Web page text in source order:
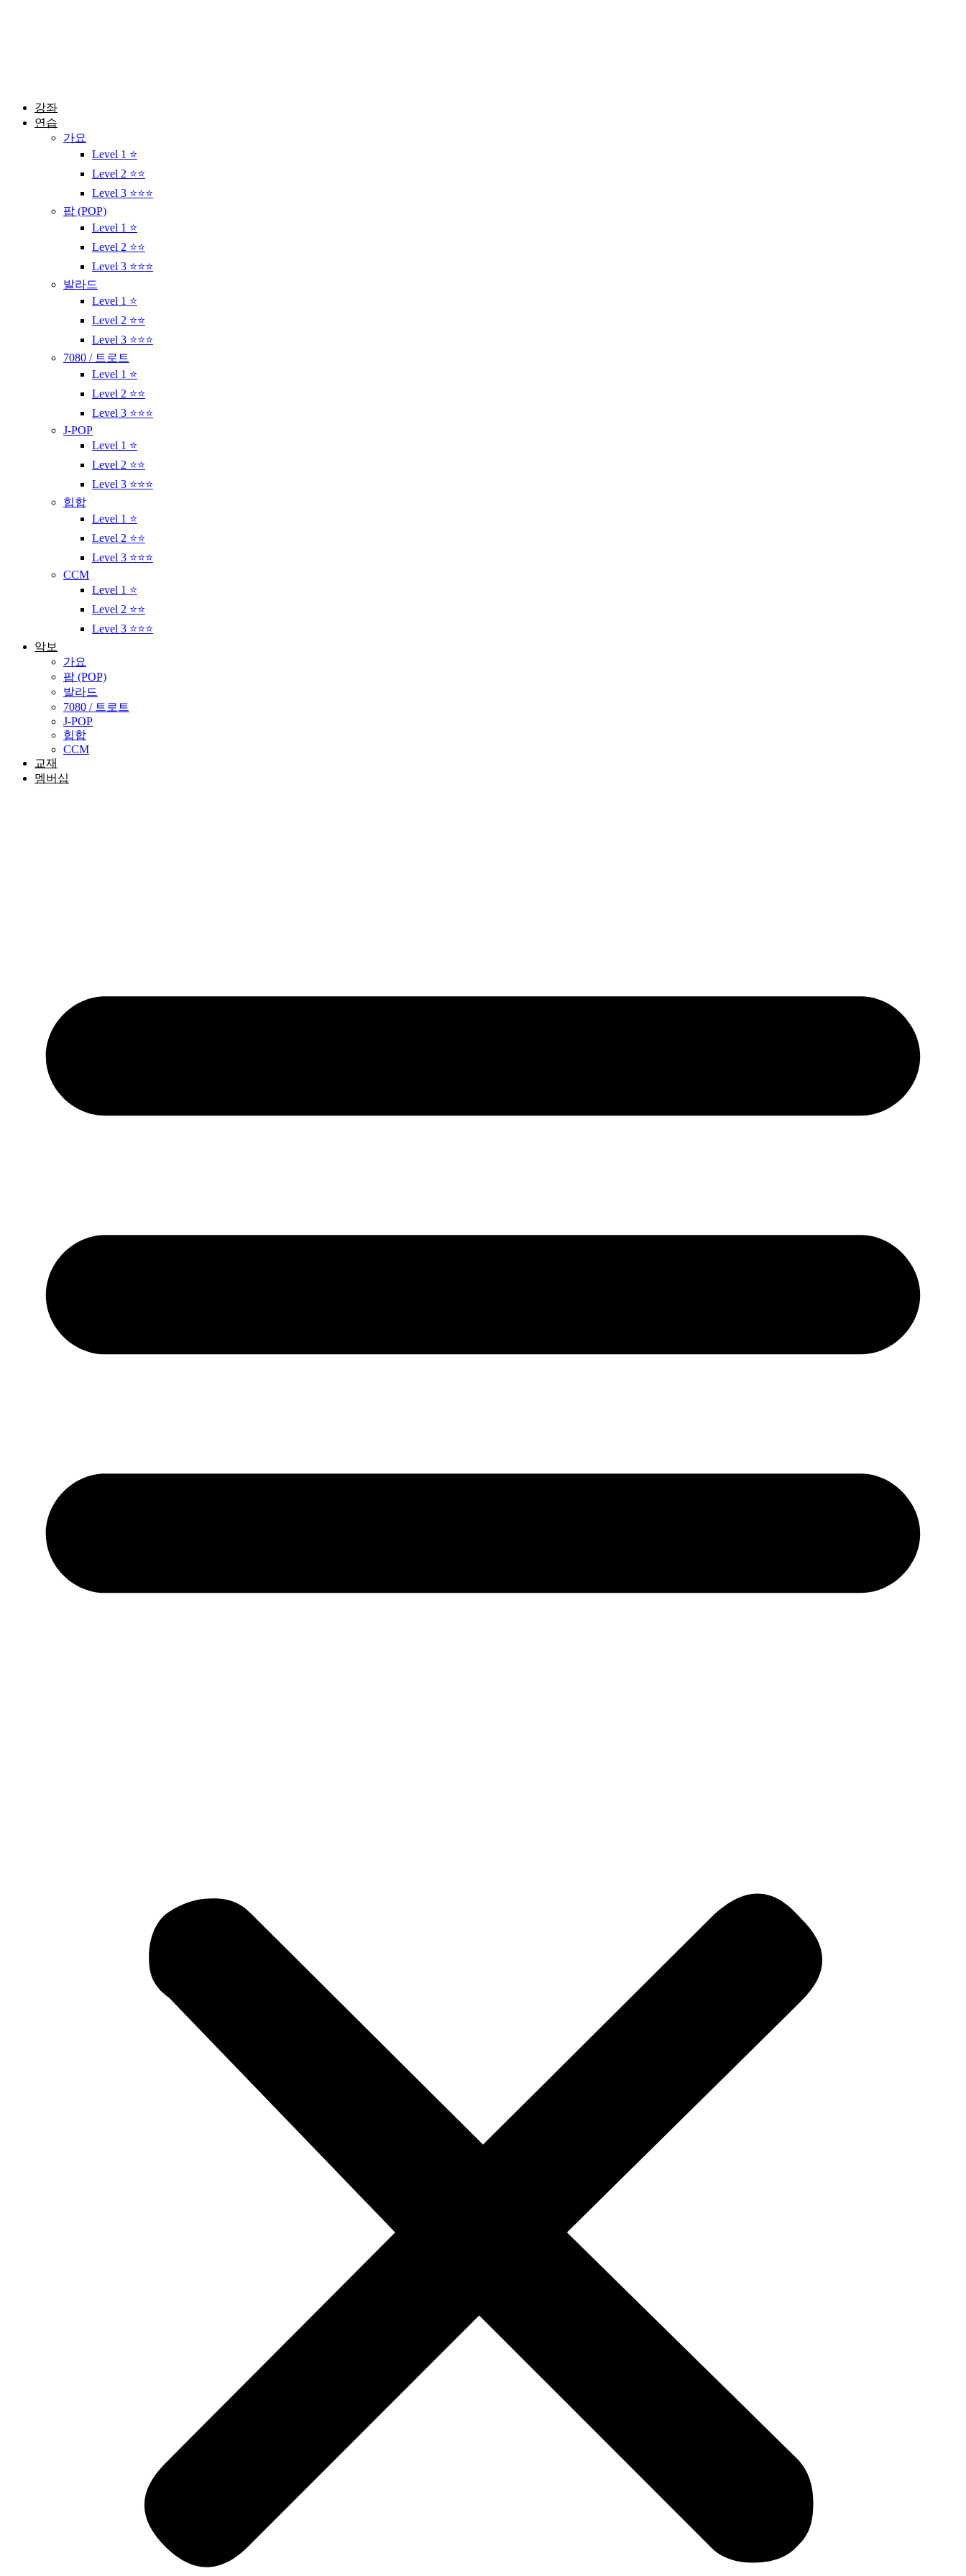
강좌
연습
가요
Level 1 ⭐
Level 2 ⭐⭐
Level 3 ⭐⭐⭐
팝 (POP)
Level 1 ⭐
Level 2 ⭐⭐
Level 3 ⭐⭐⭐
발라드
Level 1 ⭐
Level 2 ⭐⭐
Level 3 ⭐⭐⭐
7080 / 트로트
Level 1 ⭐
Level 2 ⭐⭐
Level 3 ⭐⭐⭐
J-POP
Level 1 ⭐
Level 2 ⭐⭐
Level 3 ⭐⭐⭐
힙합
Level 1 ⭐
Level 2 ⭐⭐
Level 3 ⭐⭐⭐
CCM
Level 1 ⭐
Level 2 ⭐⭐
Level 3 ⭐⭐⭐
악보
가요
팝 (POP)
발라드
7080 / 트로트
J-POP
힙합
CCM
교재
멤버십